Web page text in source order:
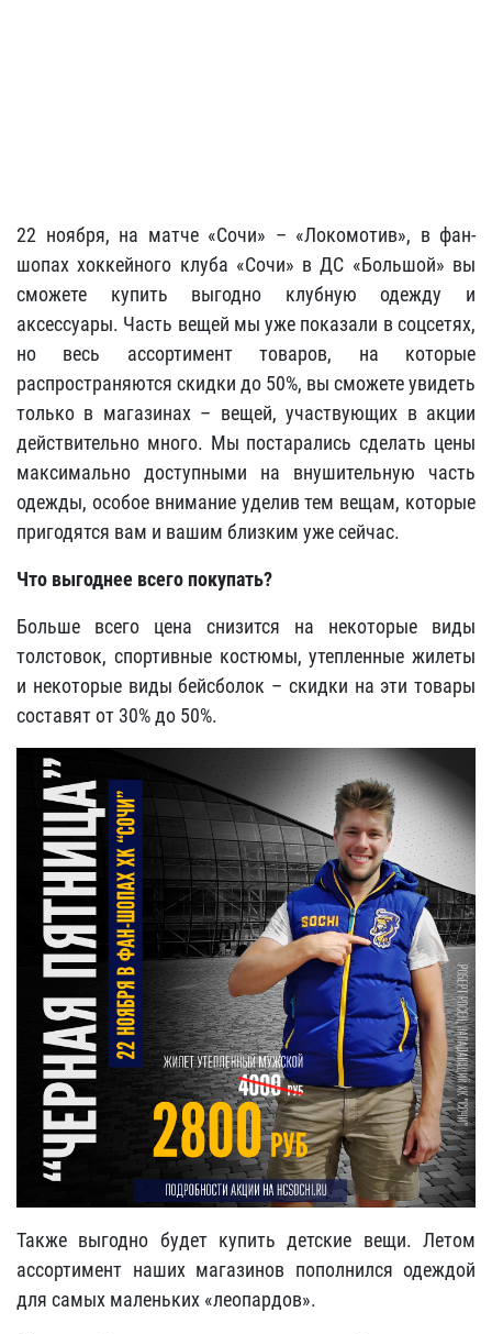
22 ноября, на матче «Сочи» – «Локомотив», в фан-
шопах хоккейного клуба «Сочи» в ДС «Большой» вы
сможете купить выгодно клубную одежду и
аксессуары. Часть вещей мы уже показали в соцсетях,
но весь ассортимент товаров, на которые
распространяются скидки до 50%, вы сможете увидеть
только в магазинах – вещей, участвующих в акции
действительно много. Мы постарались сделать цены
максимально доступными на внушительную часть
одежды, особое внимание уделив тем вещам, которые
пригодятся вам и вашим близким уже сейчас.
Что выгоднее всего покупать?
Больше всего цена снизится на некоторые виды
толстовок, спортивные костюмы, утепленные жилеты
и некоторые виды бейсболок – скидки на эти товары
составят от 30% до 50%.
Также выгодно будет купить детские вещи. Летом
ассортимент наших магазинов пополнился одеждой
для самых маленьких «леопардов».